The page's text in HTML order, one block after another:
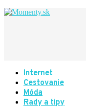
Internet
Cestovanie
Móda
Rady a tipy